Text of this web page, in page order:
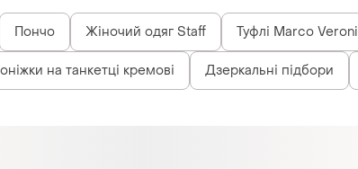
Пончо Жіночий одяг Staff Туфлі Marco Veroni
на танкетці кремові Дзеркальні підбори